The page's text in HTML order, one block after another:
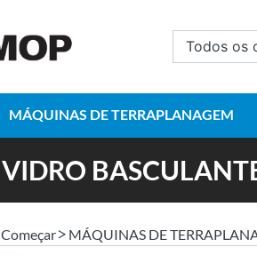
MÁQUINAS DE TERRAPLANAGEM
VIDRO
Começar MÁQUINAS DE